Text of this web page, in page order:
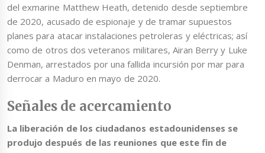
del exmarine Matthew Heath, detenido desde septiembre
de 2020, acusado de espionaje y de tramar supuestos
planes para atacar instalaciones petroleras y eléctricas; así
como de otros dos veteranos militares, Airan Berry y Luke
Denman, arrestados por una fallida incursión por mar para
derrocar a Maduro en mayo de 2020.
Señales de acercamiento
La liberación de los ciudadanos estadounidenses se
produjo después de las reuniones que este fin de